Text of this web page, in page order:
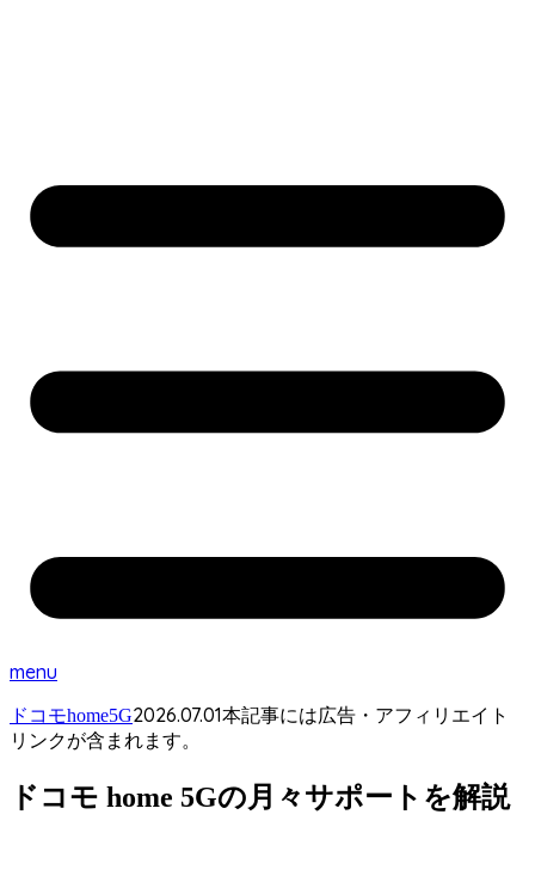
menu
ドコモhome5G2026.07.01本記事には広告・アフィリエイト
リンクが含まれます。
ドコモ home 5Gの月々サポートを解説